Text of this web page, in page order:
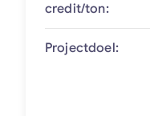
credit/ton:
Projectdoel: